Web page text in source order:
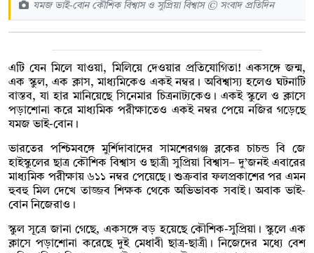
যমজ ভাই-বোন কৌশিক বিশ্বাস ও সুপ্রিয়া বিশ্বাস © সংবাদ প্রতিদিন
এটি যেন মিলে যাওয়া, মিলিয়ে দেওয়ার প্রতিযোগিতা! একসঙ্গে জন্ম,
এক স্কুল, এক ক্লাস, মাধ্যমিকেও একই নম্বর। অবিশ্বাস্য হলেও ঘটনাটি
বাস্তব, যা হার মানিয়েছে সিনেমার চিত্রনাট্যকেও। একই স্কুলে ও ক্লাসে
পড়াশোনা করে মাধ্যমিক পরীক্ষাতেও একই নম্বর পেয়ে নজির গড়েছে
যমজ ভাই-বোন।
ভারতের পশ্চিমবঙ্গে মুর্শিদাবাদের সামশেরগঞ্জ ব্লকের চাচন্ড বি জে
হাইস্কুলের ছাত্র কৌশিক বিশ্বাস ও ছাত্রী সুপ্রিয়া বিশ্বাস– দু’জনই এবারের
মাধ্যমিক পরীক্ষায় ৬১১ নম্বর পেয়েছে। শুক্রবার ফলপ্রকাশের পর এমন
হুবহু মিল দেখে তাজ্জব শিক্ষক থেকে অভিভাবক সবাই। অবাক ভাই-
বোন নিজেরাও।
স্কুল সূত্রে জানা গেছে, একসঙ্গে বড় হয়েছে কৌশিক-সুপ্রিয়া। স্কুলে এক
ক্লাসে পড়াশোনা করেছে দুই মেধাবী ছাত্র-ছাত্রী। নিজেদের মধ্যে বেশ